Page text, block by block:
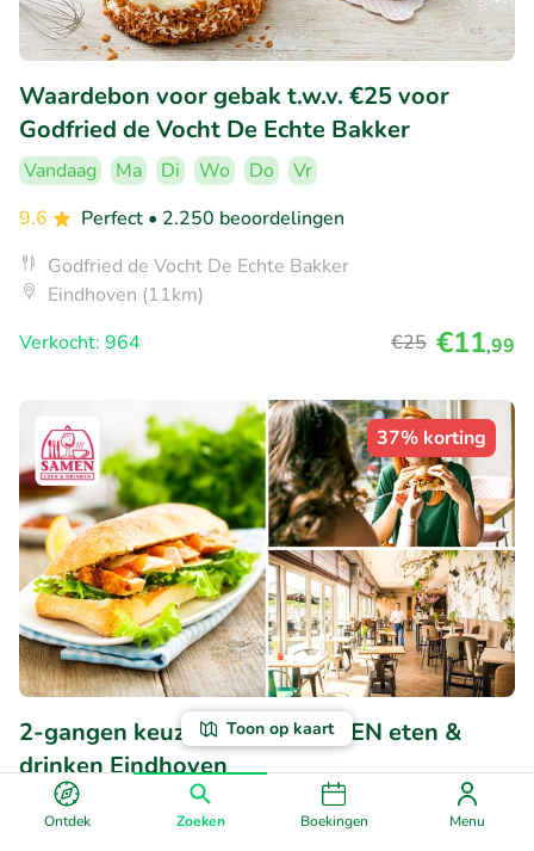
Ontdek Zoeken Boekingen Menu
Toon op kaart
Waardebon voor gebak t.w.v. €25 voor
Godfried de Vocht De Echte Bakker
Vandaag Ma Di Wo Do
Vr
9.6
Perfect • 2.250 beoordelingen
Godfried de Vocht De Echte Bakker
Eindhoven (11km)
Verkocht: 964
€25 €11,99
37% korting
2-gangen keuzelunch bij SAMEN eten &
drinken Eindhoven
Vandaag Ma Do